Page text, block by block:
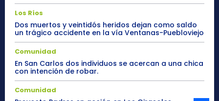
Los Ríos
Dos muertos y veintidós heridos dejan como saldo
un trágico accidente en la vía Ventanas-Puebloviejo
Comunidad
En San Carlos dos individuos se acercan a una chica
con intención de robar.
Comunidad